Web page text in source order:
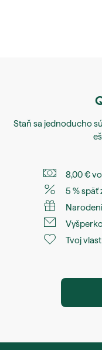
Staň sa jednoducho
8,00 €
5 % späť
Tvoj